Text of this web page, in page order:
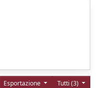
Tutti (3)
Esportazione